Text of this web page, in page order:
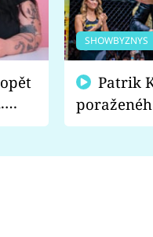
a
SHOWBYZNYS
fanoušci